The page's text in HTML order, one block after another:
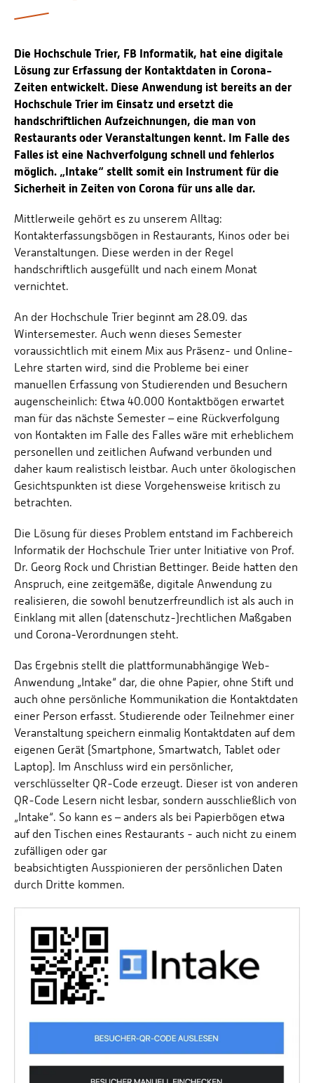
Personalvertretungen
Informationssicherheit
Personalentwicklung
Personensuche
Die Hochschule Trier, FB Informatik, hat eine digitale
Lösung zur Erfassung der Kontaktdaten in Corona-
Zeiten entwickelt. Diese Anwendung ist bereits an der
Hochschule Trier im Einsatz und ersetzt die
handschriftlichen Aufzeichnungen, die man von
Restaurants oder Veranstaltungen kennt. Im Falle des
Falles ist eine Nachverfolgung schnell und fehlerlos
möglich. „Intake“ stellt somit ein Instrument für die
Sicherheit in Zeiten von Corona für uns alle dar.
Mittlerweile gehört es zu unserem Alltag:
Kontakterfassungsbögen in Restaurants, Kinos oder bei
Veranstaltungen. Diese werden in der Regel
handschriftlich ausgefüllt und nach einem Monat
vernichtet.
An der Hochschule Trier beginnt am 28.09. das
Wintersemester. Auch wenn dieses Semester
voraussichtlich mit einem Mix aus Präsenz- und Online-
Lehre starten wird, sind die Probleme bei einer
manuellen Erfassung von Studierenden und Besuchern
augenscheinlich: Etwa 40.000 Kontaktbögen erwartet
man für das nächste Semester – eine Rückverfolgung
von Kontakten im Falle des Falles wäre mit erheblichem
personellen und zeitlichen Aufwand verbunden und
daher kaum realistisch leistbar. Auch unter ökologischen
Gesichtspunkten ist diese Vorgehensweise kritisch zu
betrachten.
Die Lösung für dieses Problem entstand im Fachbereich
Informatik der Hochschule Trier unter Initiative von Prof.
Dr. Georg Rock und Christian Bettinger. Beide hatten den
Anspruch, eine zeitgemäße, digitale Anwendung zu
realisieren, die sowohl benutzerfreundlich ist als auch in
Einklang mit allen (datenschutz-)rechtlichen Maßgaben
und Corona-Verordnungen steht.
Das Ergebnis stellt die plattformunabhängige Web-
Anwendung „Intake“ dar, die ohne Papier, ohne Stift und
auch ohne persönliche Kommunikation die Kontaktdaten
einer Person erfasst. Studierende oder Teilnehmer einer
Veranstaltung speichern einmalig Kontaktdaten auf dem
eigenen Gerät (Smartphone, Smartwatch, Tablet oder
Laptop). Im Anschluss wird ein persönlicher,
verschlüsselter QR-Code erzeugt. Dieser ist von anderen
QR-Code Lesern nicht lesbar, sondern ausschließlich von
„Intake“. So kann es – anders als bei Papierbögen etwa
auf den Tischen eines Restaurants - auch nicht zu einem
zufälligen oder gar
beabsichtigten Ausspionieren der persönlichen Daten
durch Dritte kommen.